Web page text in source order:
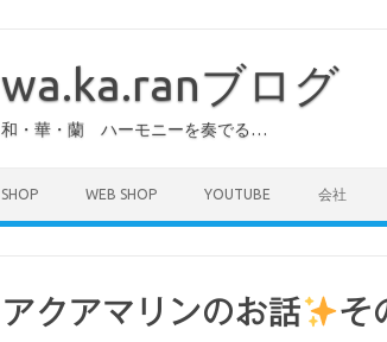
wa.ka.ranブログ
和・華・蘭 ハーモニーを奏でる…
SHOP WEB SHOP YOUTUBE 会社
アクアマリンのお話 そ